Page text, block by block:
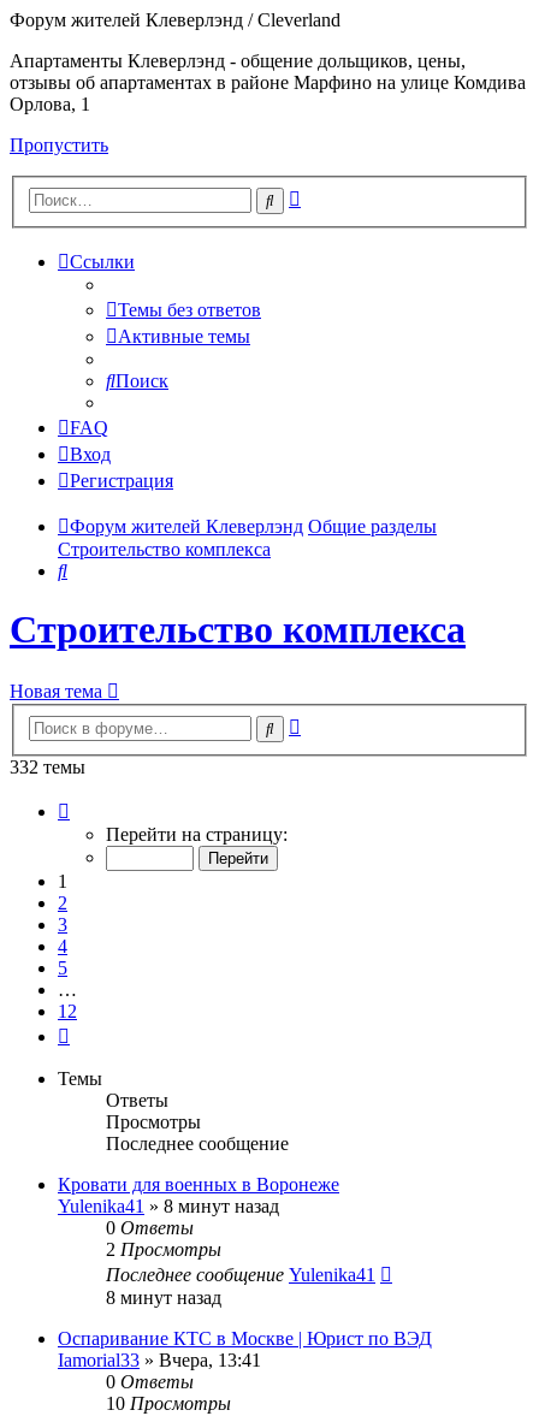
Форум жителей Клеверлэнд / Cleverland
Апартаменты Клеверлэнд - общение дольщиков, цены,
отзывы об апартаментах в районе Марфино на улице Комдива
Орлова, 1
Пропустить
Поиск
Ссылки
Темы без ответов
Активные темы
Поиск
FAQ
Вход
Регистрация
Форум жителей Клеверлэнд Общие разделы
Строительство комплекса
Поиск
Строительство комплекса
Новая тема
Поиск
332 темы
Перейти на страницу:
1
2
3
4
5
…
12
Темы
Ответы
Просмотры
Последнее сообщение
Кровати для военных в Воронеже
Yulenika41 » 8 минут назад
0 Ответы
2 Просмотры
Последнее сообщение Yulenika41
8 минут назад
Оспаривание КТС в Москве | Юрист по ВЭД
Iamorial33 » Вчера, 13:41
0 Ответы
10 Просмотры